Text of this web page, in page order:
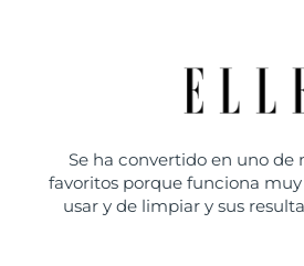
Se ha convertido en uno de
favoritos porque funciona muy
usar y de limpiar y sus